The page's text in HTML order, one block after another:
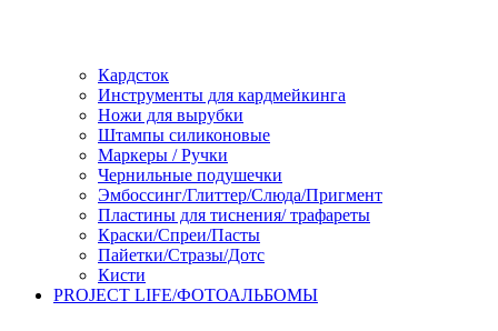
Кардсток
Инструменты для кардмейкинга
Ножи для вырубки
Штампы силиконовые
Маркеры / Ручки
Чернильные подушечки
Эмбоссинг/Глиттер/Слюда/Пригмент
Пластины для тиснения/ трафареты
Краски/Спреи/Пасты
Пайетки/Стразы/Дотс
Кисти
PROJECT LIFE/ФОТОАЛЬБОМЫ